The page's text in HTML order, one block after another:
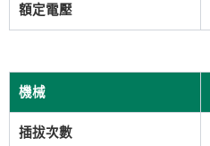
額定電壓
機械
插拔次數